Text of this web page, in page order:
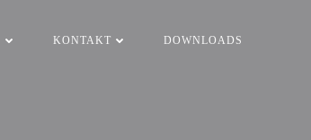
KONTAKT DOWNLOADS